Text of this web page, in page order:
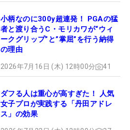
小柄なのに300y超連発！ PGAの猛
者と渡り合うC・モリカワが“ウィ
ークグリップ”と”掌屈”を行う納得
の理由
2026年7月16日 (木) 12時00分 41
ダフる人は重心が高すぎた！ 人気
女子プロが実践する「丹田アドレ
ス」の効果